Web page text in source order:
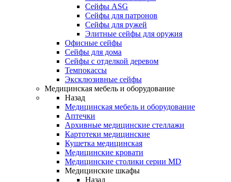
Сейфы ASG
Сейфы для патронов
Сейфы для ружей
Элитные сейфы для оружия
Офисные сейфы
Сейфы для дома
Сейфы с отделкой деревом
Темпокассы
Эксклюзивные сейфы
Медицинская мебель и оборудование
Назад
Медицинская мебель и оборудование
Аптечки
Архивные медицинские стеллажи
Картотеки медицинские
Кушетка медицинская
Медицинские кровати
Медицинские столики серии MD
Медицинские шкафы
Назад